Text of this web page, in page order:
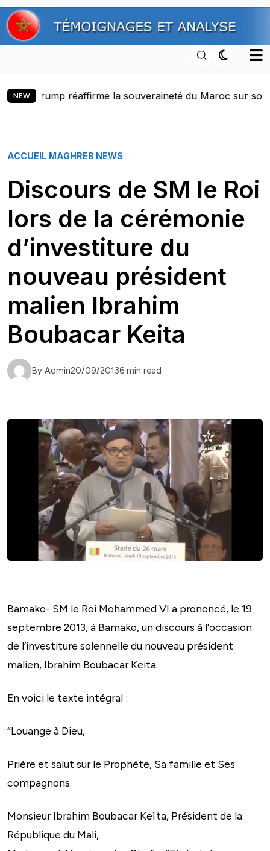
Skip
to
content
NEW du Maroc sur son Sahara et lance une
ACCUEIL MAGHREB NEWS
Discours de SM le Roi
lors de la cérémonie
d’investiture du
nouveau président
malien Ibrahim
Boubacar Keita
By Admin20/09/20136 min read
Bamako- SM le Roi Mohammed VI a prononcé, le 19
septembre 2013, à Bamako, un discours à l’occasion
de l’investiture solennelle du nouveau président
malien, Ibrahim Boubacar Keita.
En voici le texte intégral :
“Louange à Dieu,
Prière et salut sur le Prophète, Sa famille et Ses
compagnons.
Monsieur Ibrahim Boubacar Keïta, Président de la
République du Mali,